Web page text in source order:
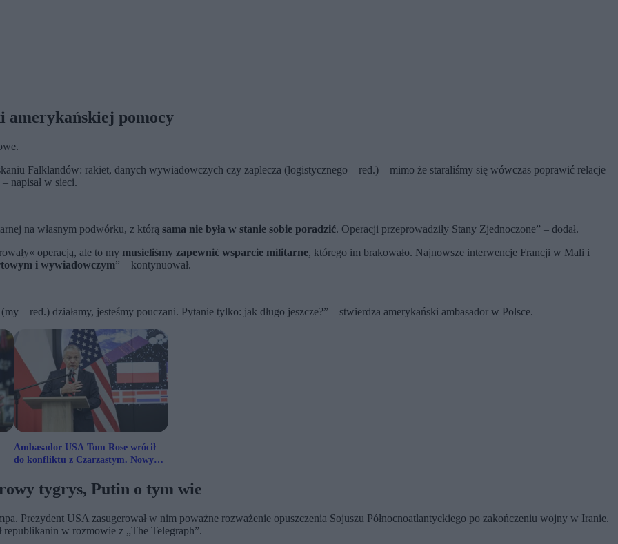
amerykańskiej pomocy
Falklandów: rakiet, danych wywiadowczych czy zaplecza (logistycznego – red.) – mimo że staraliśmy się wówczas poprawić relacje
– napisał w sieci.
na własnym podwórku, z którą sama nie była w stanie sobie poradzić. Operacji przeprowadziły Stany Zjednoczone” – dodał.
operacją, ale to my musieliśmy zapewnić wsparcie militarne, którego im brakowało. Najnowsze interwencje Francji w Mali i
i wywiadowczym” – kontynuował.
– red.) działamy, jesteśmy pouczani. Pytanie tylko: jak długo jeszcze?” – stwierdza amerykański ambasador w Polsce.
Ambasador USA Tom Rose wrócił
do konfliktu z Czarzastym. Nowy
tygrys, Putin o tym wie
Prezydent USA zasugerował w nim poważne rozważenie opuszczenia Sojuszu Północnoatlantyckiego po zakończeniu wojny w Iranie.
republikanin w rozmowie z „The Telegraph”.